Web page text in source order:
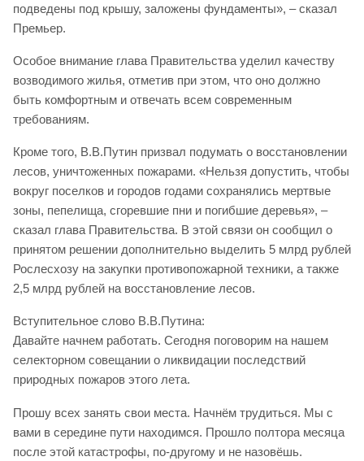
подведены под крышу, заложены фундаменты», – сказал
Премьер.
Особое внимание глава Правительства уделил качеству
возводимого жилья, отметив при этом, что оно должно
быть комфортным и отвечать всем современным
требованиям.
Кроме того, В.В.Путин призвал подумать о восстановлении
лесов, уничтоженных пожарами. «Нельзя допустить, чтобы
вокруг поселков и городов годами сохранялись мертвые
зоны, пепелища, сгоревшие пни и погибшие деревья», –
сказал глава Правительства. В этой связи он сообщил о
принятом решении дополнительно выделить 5 млрд рублей
Рослесхозу на закупки противопожарной техники, а также
2,5 млрд рублей на восстановление лесов.
Вступительное слово В.В.Путина:
Давайте начнем работать. Сегодня поговорим на нашем
селекторном совещании о ликвидации последствий
природных пожаров этого лета.
Прошу всех занять свои места. Начнём трудиться. Мы с
вами в середине пути находимся. Прошло полтора месяца
после этой катастрофы, по-другому и не назовёшь.